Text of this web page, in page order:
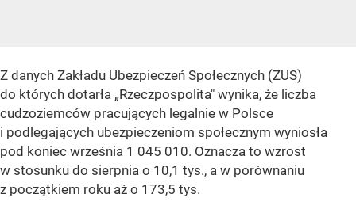
Z danych Zakładu Ubezpieczeń Społecznych (ZUS)
do których dotarła „Rzeczpospolita" wynika, że liczba
cudzoziemców pracujących legalnie w Polsce
i podlegających ubezpieczeniom społecznym wyniosła
pod koniec września 1 045 010. Oznacza to wzrost
w stosunku do sierpnia o 10,1 tys., a w porównaniu
z początkiem roku aż o 173,5 tys.